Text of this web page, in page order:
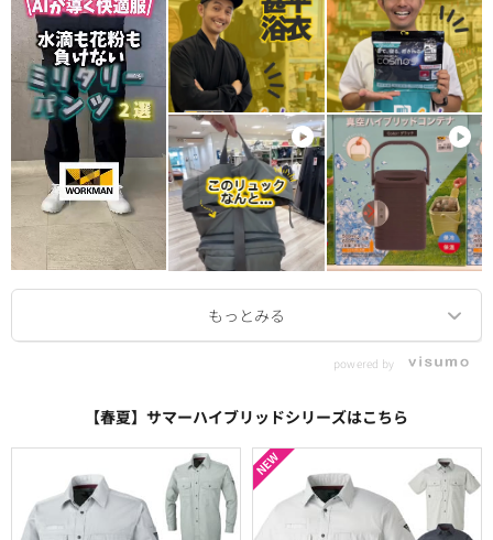
powered by
【春夏】サマーハイブリッドシリーズはこちら